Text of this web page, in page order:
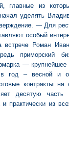
главные из
уделять
— Для
особый
Роман
приморский
—
год – весной и
контракты
десятую часть
практически из